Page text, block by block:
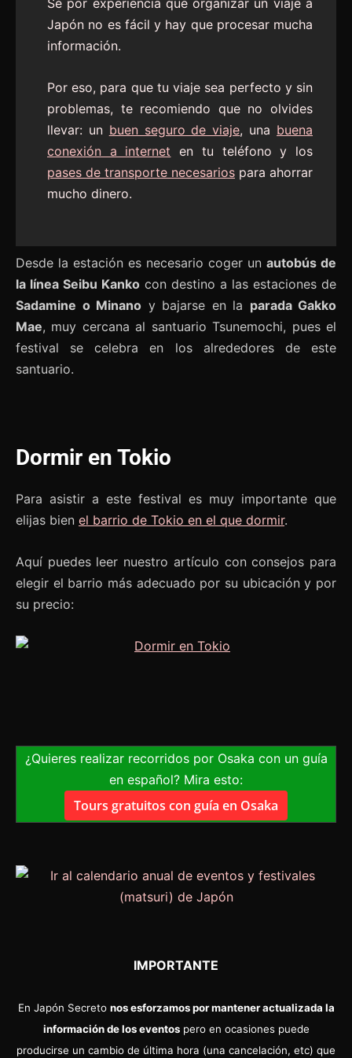
Sé por experiencia que organizar un viaje a
Japón no es fácil y hay que procesar mucha
información.
Por eso, para que tu viaje sea perfecto y sin
problemas, te recomiendo que no olvides
llevar: un buen seguro de viaje, una buena
conexión a internet
en tu teléfono y los
pases de transporte necesarios para ahorrar
mucho dinero.
Desde la estación es necesario coger un autobús de
la línea Seibu Kanko con destino a las estaciones de
Sadamine o Minano y bajarse en la parada Gakko
Mae, muy cercana al santuario Tsunemochi, pues el
festival se celebra en los alrededores de este
santuario.
Dormir en Tokio
Para asistir a este festival es muy importante que
elijas bien el barrio de Tokio en el que dormir.
Aquí puedes leer nuestro artículo con consejos para
elegir el barrio más adecuado por su ubicación y por
su precio:
¿Quieres realizar recorridos por Osaka con un guía
en español? Mira esto:
Tours gratuitos con guía en Osaka
IMPORTANTE
En Japón Secreto nos esforzamos por mantener actualizada la
información de los eventospero en ocasiones puede
producirse un cambio de última hora (una cancelación, etc) que